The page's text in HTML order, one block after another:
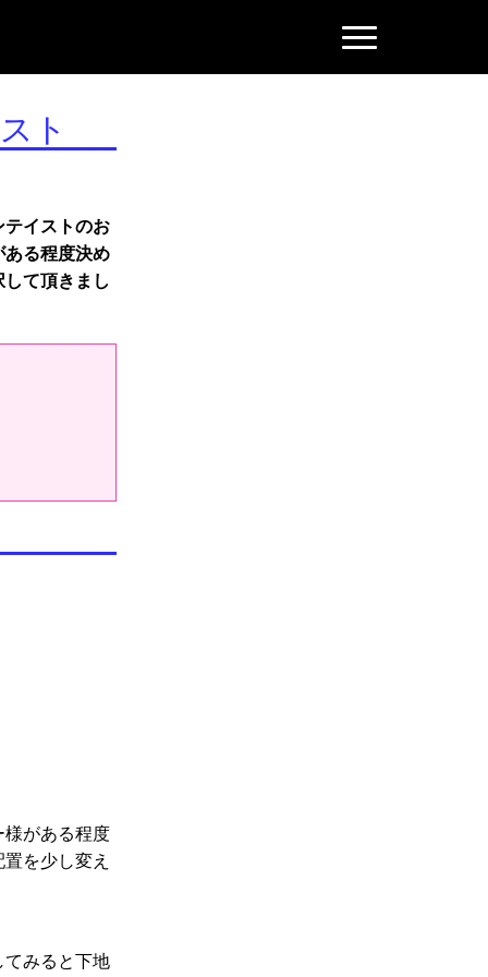
N
a
ト
イストのお
る程度決め
て頂きまし
がある程度
を少し変え
みると下地